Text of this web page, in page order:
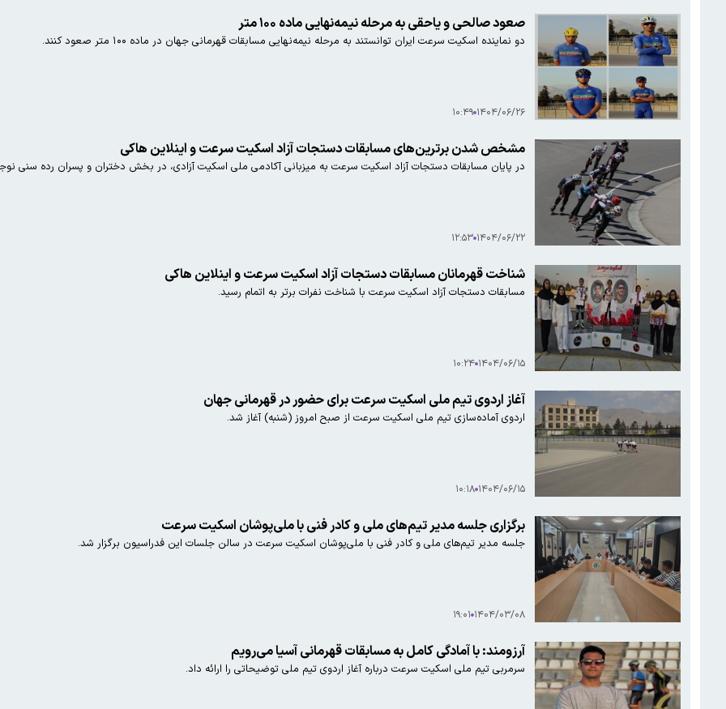
صعود صالحی و یاحقی به مرحله نیمه‌نهایی ماده ۱۰۰ متر
دو نماینده اسکیت سرعت ایران توانستند به مرحله نیمه‌نهایی مسابقات قهرمانی جهان در ماده ۱۰۰ متر صعود کنند.
۱۴۰۴/۰۶/۲۶ ۱۰:۴۹
مشخص شدن برترین‌های مسابقات دستجات آزاد اسکیت سرعت و اینلاین هاکی
در پایان مسابقات دستجات آزاد اسکیت سرعت به میزبانی آکادمی ملی اسکیت آزادی، در بخش دختران و پسران رده سنی
۱۴۰۴/۰۶/۲۲ ۱۲:۵۳
شناخت قهرمانان مسابقات دستجات آزاد اسکیت سرعت و اینلاین هاکی
مسابقات دستجات آزاد اسکیت سرعت با شناخت نفرات برتر به اتمام رسید.
۱۴۰۴/۰۶/۱۵ ۱۰:۲۴
آغاز اردوی تیم ملی اسکیت سرعت برای حضور در قهرمانی جهان
اردوی آماده‌سازی تیم ملی اسکیت سرعت از صبح امروز (شنبه) آغاز شد.
۱۴۰۴/۰۶/۱۵ ۱۰:۱۸
برگزاری جلسه مدیر تیم‌های ملی و کادر فنی با ملی‌پوشان اسکیت سرعت
جلسه مدیر تیم‌های ملی و کادر فنی با ملی‌پوشان اسکیت سرعت در سالن جلسات این فدراسیون برگزار شد.
۱۴۰۴/۰۳/۰۸ ۱۹:۰۱
آرزومند: با آمادگی کامل به مسابقات قهرمانی آسیا می‌رویم
سرمربی تیم ملی اسکیت سرعت درباره آغاز اردوی تیم ملی توضیحاتی را ارائه داد.